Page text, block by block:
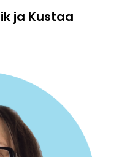
ja Kustaa